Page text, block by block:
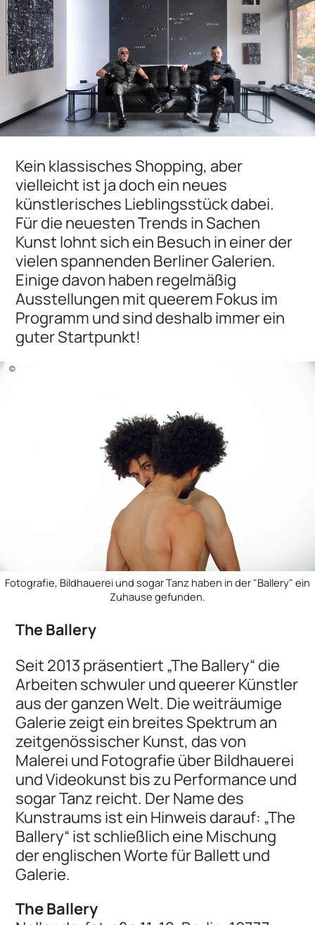
Kein klassisches Shopping, aber
vielleicht ist ja doch ein neues
künstlerisches Lieblingsstück dabei.
Für die neuesten Trends in Sachen
Kunst lohnt sich ein Besuch in einer der
vielen spannenden Berliner Galerien.
Einige davon haben regelmäßig
Ausstellungen mit queerem Fokus im
Programm und sind deshalb immer ein
guter Startpunkt!
©
Fotografie, Bildhauerei und sogar Tanz haben in der "Ballery" ein
Zuhause gefunden.
The Ballery
Seit 2013 präsentiert „The Ballery“ die
Arbeiten schwuler und queerer Künstler
aus der ganzen Welt. Die weiträumige
Galerie zeigt ein breites Spektrum an
zeitgenössischer Kunst, das von
Malerei und Fotografie über Bildhauerei
und Videokunst bis zu Performance und
sogar Tanz reicht. Der Name des
Kunstraums ist ein Hinweis darauf: „The
Ballery“ ist schließlich eine Mischung
der englischen Worte für Ballett und
Galerie.
The Ballery